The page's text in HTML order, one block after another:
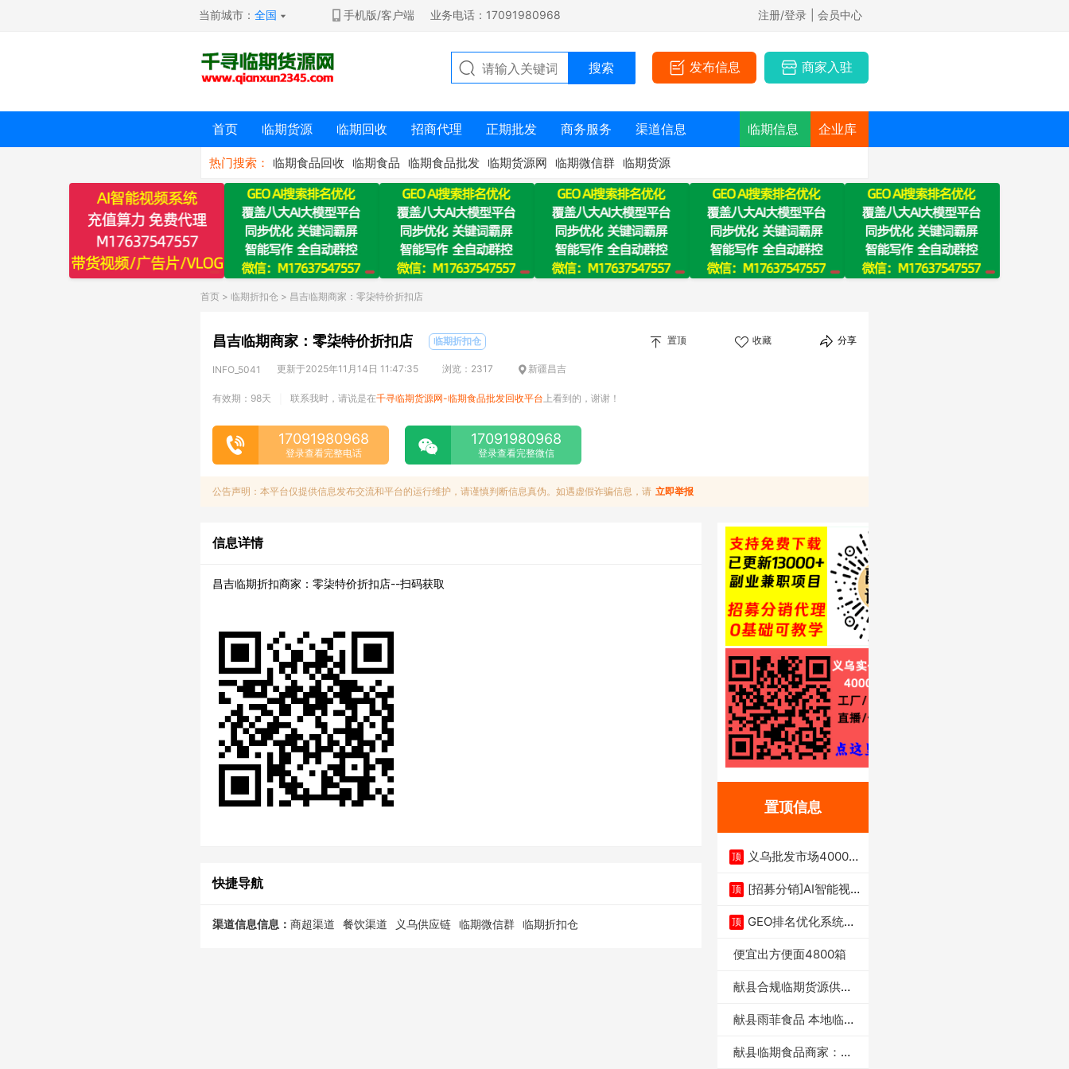
当前城市：全国 手机版/客户端 业务电话：17091980968 注册/登录 | 会员中心
发布信息 商家入驻
首页 临期货源 临期回收 招商代理 正期批发 商务服务 渠道信息 临期信息 企业库
热门搜索： 临期食品回收 临期食品 临期食品批发 临期货源网 临期微信群 临期货源
首页 > 临期折扣仓 > 昌吉临期商家：零柒特价折扣店
昌吉临期商家：零柒特价折扣店 临期折扣仓 置顶 收藏 分享
INFO_5041 更新于2025年11月14日 11:47:35 浏览：2317 新疆昌吉
有效期：98天 联系我时，请说是在千寻临期货源网-临期食品批发回收平台 上看到的，谢谢！
17091980968
登录查看完整电话
17091980968
登录查看完整微信
公告声明：本平台仅提供信息发布交流和平台的运行维护，请谨慎判断信息真伪。如遇虚假诈骗信息，请 立即举报
信息详情
昌吉临期折扣商家：零柒特价折扣店--扫码获取
快捷导航
渠道信息信息： 商超渠道 餐饮渠道 义乌供应链 临期微信群 临期折扣仓
置顶信息
顶
义乌批发市场4000多
顶 [招募分销]AI智能视
顶 GEO排名优化系统+A
便宜出方便面4800箱
献县合规临期货源供货
献县雨菲食品 本地临期
献县临期食品商家：献